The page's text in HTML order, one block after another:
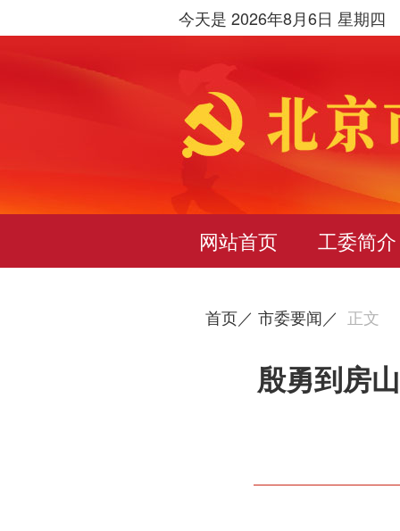
今天是 2026年8月6日 星期四
网站首页 工委简介
首页／ 市委要闻／ 正文
殷勇到房